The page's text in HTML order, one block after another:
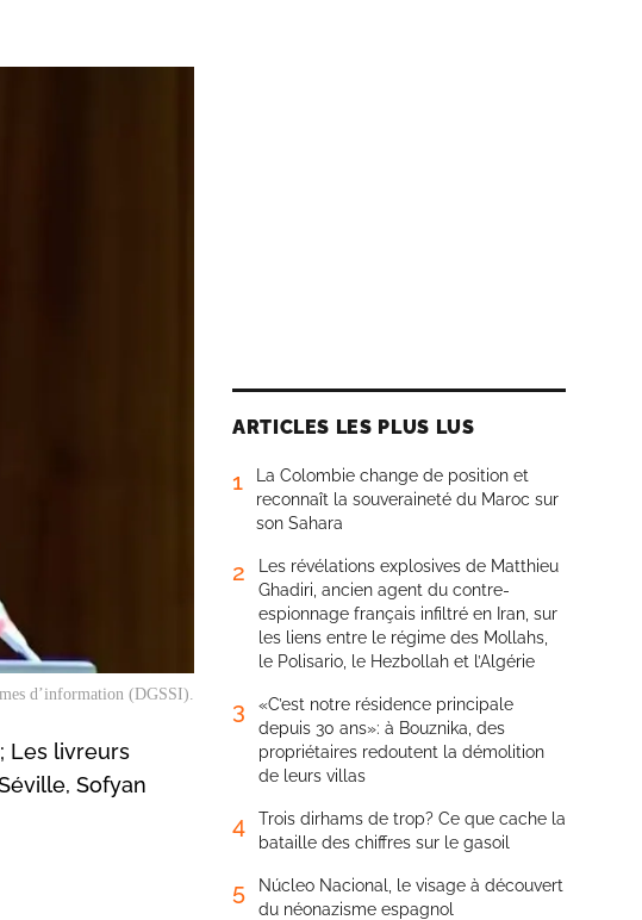
d’information (DGSSI).
Les livreurs
Sofyan
ARTICLES LES PLUS LUS
1
La Colombie change de position et
reconnaît la souveraineté du Maroc sur
son Sahara
2
Les révélations explosives de Matthieu
Ghadiri, ancien agent du contre-
espionnage français infiltré en Iran, sur
les liens entre le régime des Mollahs,
le Polisario, le Hezbollah et l’Algérie
3
«C’est notre résidence principale
depuis 30 ans»: à Bouznika, des
propriétaires redoutent la démolition
de leurs villas
4
Trois dirhams de trop? Ce que cache la
bataille des chiffres sur le gasoil
5
Núcleo Nacional, le visage à découvert
du néonazisme espagnol